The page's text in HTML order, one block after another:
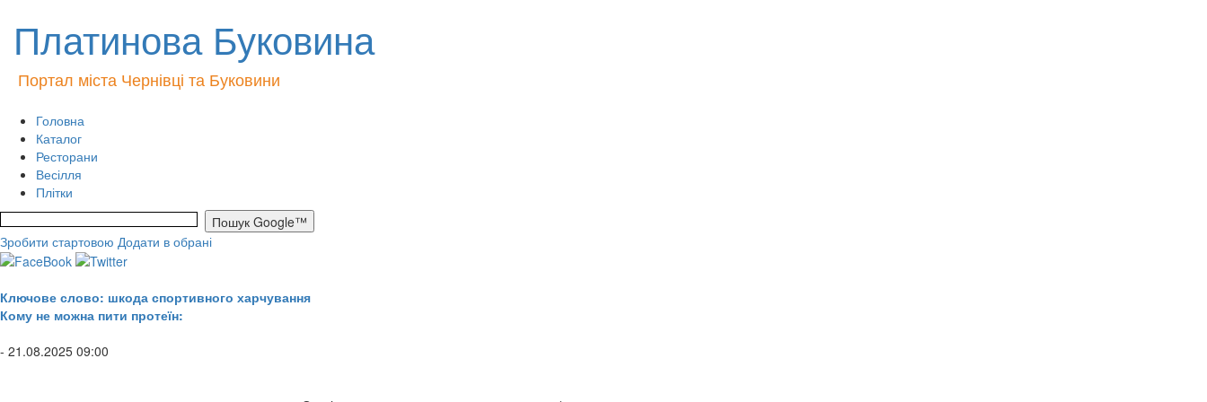
Платинова Буковина
Портал міста Чернівці та Буковини
Головна
Каталог
Ресторани
Весілля
Плітки
Зробити стартовою Додати в обрані
Ключове слово: шкода спортивного харчування
Кому не можна пити протеїн:
- 21.08.2025 09:00